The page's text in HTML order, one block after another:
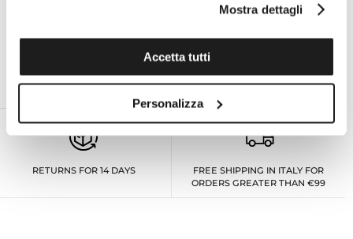
Mostra dettagli
Accetta tutti
Personalizza
ON DEMAND PERSONAL EXPERT
OFFICIAL TECHNICAL ASSISTANCE
RETURNS FOR 14 DAYS
FREE SHIPPING IN ITALY FOR
ORDERS GREATER THAN €99